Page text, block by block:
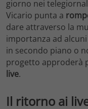
giorno nei
Vicario punta a
dare attraverso la
importanza ad
in secondo piano o
progetto approderà
live.
Il ritorno ai